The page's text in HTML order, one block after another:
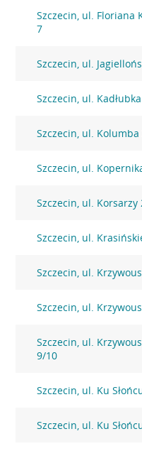
Szczecin, ul. Floriana
7
Szczecin, ul.
Szczecin, ul.
Szczecin, ul. Kolumba
Szczecin, ul.
Szczecin, ul. Korsarzy
Szczecin, ul.
Szczecin, ul.
Szczecin, ul.
Szczecin, ul.
9/10
Szczecin, ul. Ku
Szczecin, ul. Ku